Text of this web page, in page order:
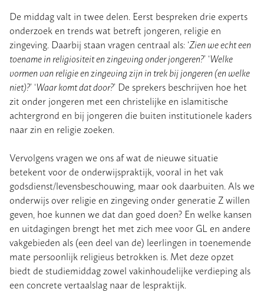
De middag valt in twee delen. Eerst bespreken drie experts
onderzoek en trends wat betreft jongeren, religie en
zingeving. Daarbij staan vragen centraal als: ‘Zien we echt een
toename in religiositeit en zingeving onder jongeren?’ ‘Welke
vormen van religie en zingeving zijn in trek bij jongeren (en welke
niet)?’ ‘Waar komt dat door?’ De sprekers beschrijven hoe het
zit onder jongeren met een christelijke en islamitische
achtergrond en bij jongeren die buiten institutionele kaders
naar zin en religie zoeken.
Vervolgens vragen we ons af wat de nieuwe situatie
betekent voor de onderwijspraktijk, vooral in het vak
godsdienst/levensbeschouwing, maar ook daarbuiten. Als we
onderwijs over religie en zingeving onder generatie Z willen
geven, hoe kunnen we dat dan goed doen? En welke kansen
en uitdagingen brengt het met zich mee voor GL en andere
vakgebieden als (een deel van de) leerlingen in toenemende
mate persoonlijk religieus betrokken is. Met deze opzet
biedt de studiemiddag zowel vakinhoudelijke verdieping als
een concrete vertaalslag naar de lespraktijk.